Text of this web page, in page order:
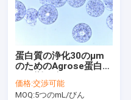
蛋白質の浄化30のμm
のためのAgrose蛋白質
mL
価格:交渉可能
MOQ:5つのmL/びん